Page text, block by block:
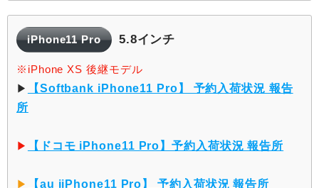
iPhone11 Pro 5.8インチ
※iPhone XS 後継モデル
▶︎
【Softbank iPhone11 Pro】 予約入荷状況 報告
所
▶︎ 【ドコモ iPhone11 Pro】予約入荷状況 報告所
▶︎ 【au iiPhone11 Pro】 予約入荷状況 報告所